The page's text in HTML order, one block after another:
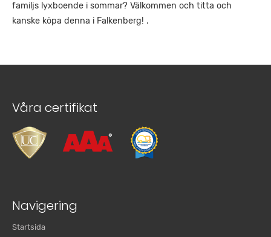
familjs lyxboende i sommar? Välkommen och titta och
kanske köpa denna i Falkenberg! .
Våra certifikat
Navigering
Startsida